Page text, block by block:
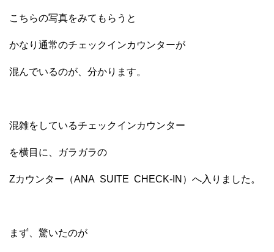
こちらの写真をみてもらうと
かなり通常のチェックインカウンターが
混んでいるのが、分かります。
混雑をしているチェックインカウンター
を横目に、ガラガラの
Zカウンター（ANA SUITE CHECK-IN）へ入りました。
まず、驚いたのが